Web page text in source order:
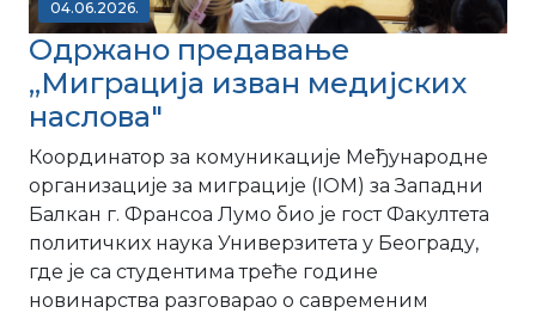
04.06.2026.
Одржано предавање
„Миграција изван медијских
наслова"
Координатор за комуникације Међународне
организације за миграције (IOM) за Западни
Балкан г. Франсоа Лумо био је гост Факултета
политичких наука Универзитета у Београду,
где је са студентима треће године
новинарства разговарао о савременим